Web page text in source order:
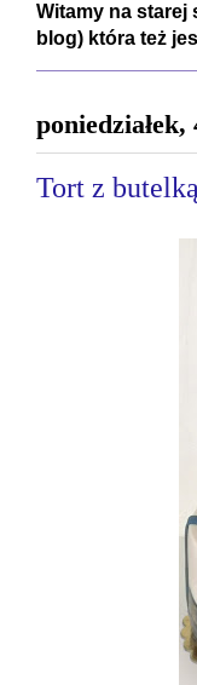
Witamy na starej
blog) która też
Tort z